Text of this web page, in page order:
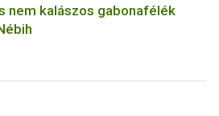
nem kalászos gabonafélék